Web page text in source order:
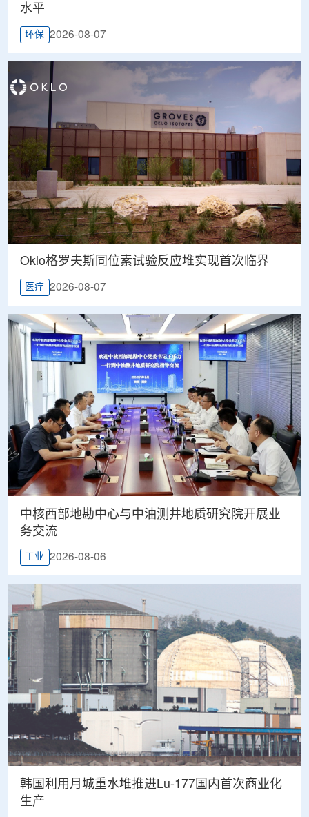
水平
环保 2026-08-07
Oklo格罗夫斯同位素试验反应堆实现首次临界
医疗 2026-08-07
中核西部地勘中心与中油测井地质研究院开展业
务交流
工业 2026-08-06
韩国利用月城重水堆推进Lu-177国内首次商业化
生产